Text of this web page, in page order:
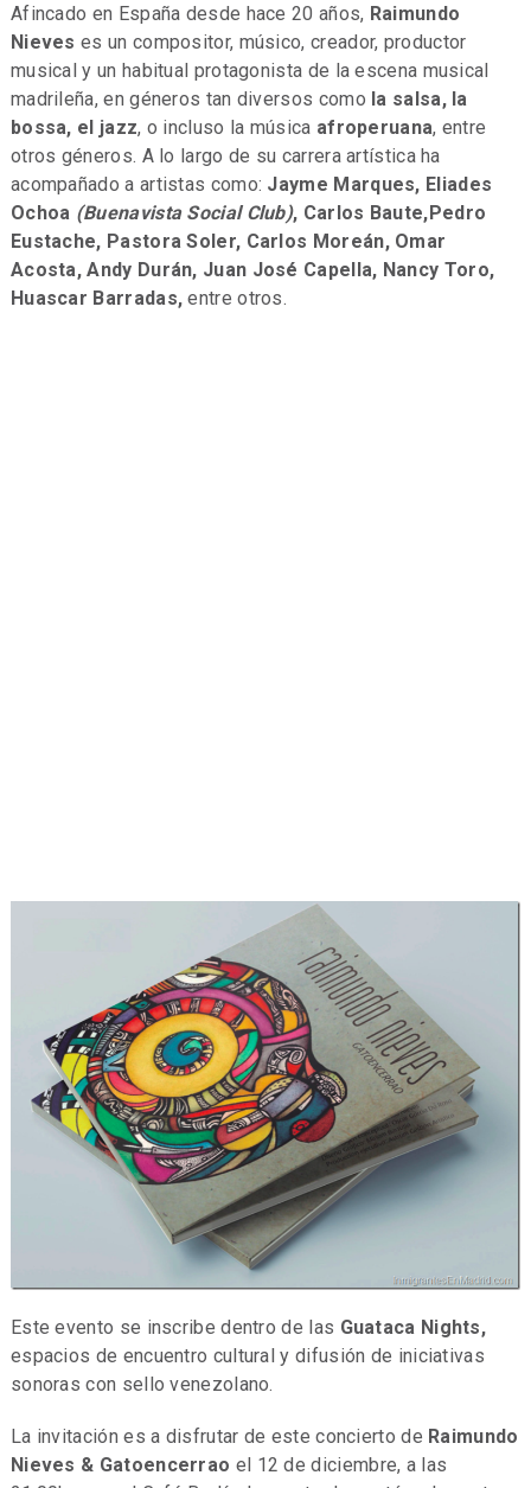
Afincado en España desde hace 20 años, Raimundo
Nieveses un compositor, músico, creador, productor
musical y un habitual protagonista de la escena musical
madrileña, en géneros tan diversos como la salsa, la
bossa, el jazz, o incluso la música afroperuana, entre
otros géneros. A lo largo de su carrera artística ha
acompañado a artistas como: Jayme Marques, Eliades
Ochoa (Buenavista Social Club), Carlos Baute,Pedro
Eustache, Pastora Soler, Carlos Moreán, Omar
Acosta, Andy Durán, Juan José Capella, Nancy Toro,
Huascar Barradas, entre otros.
Este evento se inscribe dentro de las Guataca Nights,
espacios de encuentro cultural y difusión de iniciativas
sonoras con sello venezolano.
La invitación es a disfrutar de este concierto de Raimundo
Nieves & Gatoencerrao el 12 de diciembre, a las